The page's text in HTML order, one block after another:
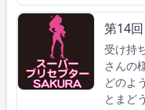
第14
受け持
さんの
どのよ
とまど